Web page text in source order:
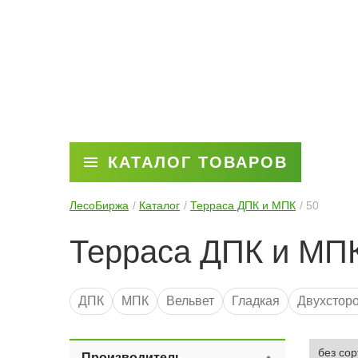
КАТАЛОГ ТОВАРОВ
ЛесоБиржа Каталог Терраса ДПК и МПК 50
Терраса ДПК и
ДПК МПК Вельвет Гладкая